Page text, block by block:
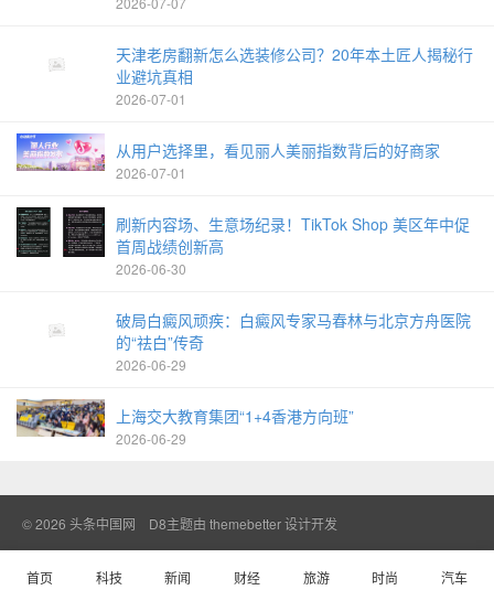
天津老房翻新怎么选装修公司？20年本土匠人揭秘行
业避坑真相
2026-07-01
从用户选择里，看见丽人美丽指数背后的好商家
2026-07-01
刷新内容场、生意场纪录！TikTok Shop 美区年中促
首周战绩创新高
2026-06-30
破局白癜风顽疾：白癜风专家马春林与北京方舟医院
的“祛白”传奇
2026-06-29
上海交大教育集团“1+4香港方向班”
2026-06-29
© 2026 头条中国网 D8主题由 themebetter设计开发
首页 科技 新闻 财经 旅游 时尚 汽车